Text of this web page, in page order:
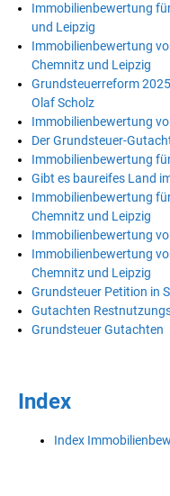
Immobilienbewertung
und Leipzig
Immobilienbewertung
Chemnitz und Leipzig
Grundsteuerreform
Olaf Scholz
Immobilienbewertung
Der Grundsteuer-
Immobilienbewertung
Gibt es baureifes Land
Immobilienbewertung
Chemnitz und Leipzig
Immobilienbewertung
Immobilienbewertung
Chemnitz und Leipzig
Grundsteuer Petition in
Gutachten
Grundsteuer Gutachten
Index
Index